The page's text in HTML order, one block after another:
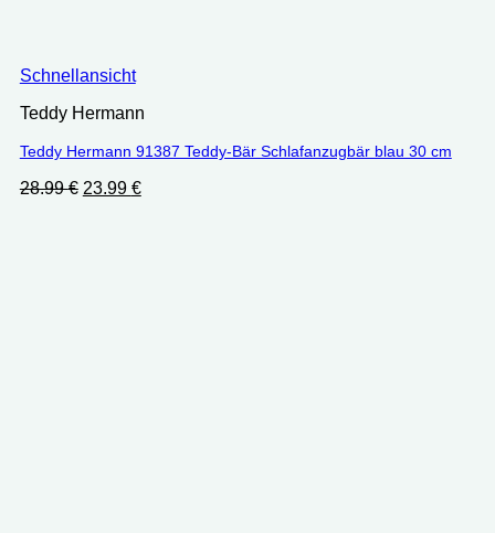
Schnellansicht
Teddy Hermann
Teddy Hermann 91387 Teddy-Bär Schlafanzugbär blau 30 cm
28.99€ Ursprünglicher
23.99 €Aktueller